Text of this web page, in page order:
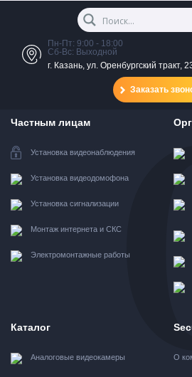
Пн-Пт: 9:00 - 18:00
Сб-Вс: Выходной
г. Казань, ул. Оренбургский тракт,
Заказать
Частным лицам
Установка видеонаблюдения
Установка видеодомофона
Установка сигнализации
Монтаж интернета и СКС
Электромонтажные работы
Каталог
Аналоговые видеокамеры О